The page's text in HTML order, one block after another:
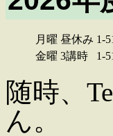
月曜 昼休み 1-
金曜 3講時
1-
随時、
ん。